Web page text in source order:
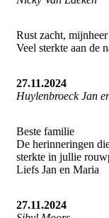
Rust zacht,
Veel sterkte aan de
27.11.2024
Huylenbroeck Jan
Beste familie
De herinneringen
sterkte in jullie
Liefs Jan en Maria
27.11.2024